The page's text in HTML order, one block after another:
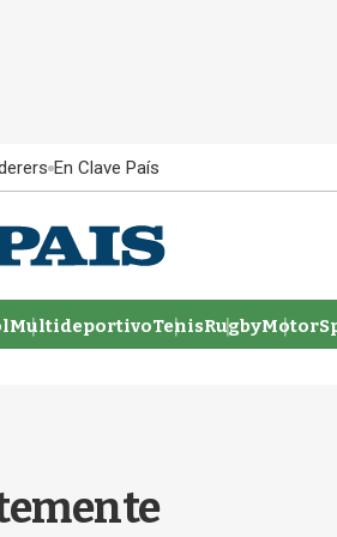
En Clave País
MultideportivoTenisRugby